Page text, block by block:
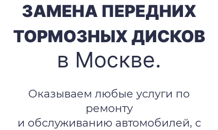
ЗАМЕНА ПЕРЕДНИХ
ТОРМОЗНЫХ ДИСКОВ
в Москве.
Оказываем любые услуги по
ремонту
и обслуживанию автомобилей, с